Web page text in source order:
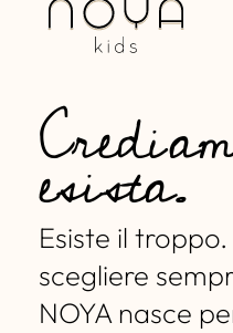
esista.
Esiste il
scegliere
NOYA nasce